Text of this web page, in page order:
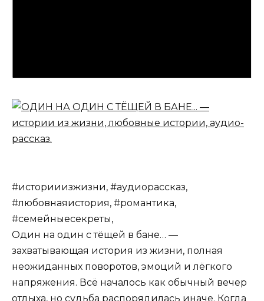
#историиизжизни, #аудиорассказ,
#любовнаяистория, #романтика,
#семейныесекреты,
Один на один с тёщей в бане… —
захватывающая история из жизни, полная
неожиданных поворотов, эмоций и лёгкого
напряжения. Всё началось как обычный вечер
отдыха, но судьба распорядилась иначе. Когда